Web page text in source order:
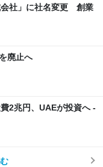
会社」に社名変更 創業
廃止へ
2兆円、UAEが投資へ -